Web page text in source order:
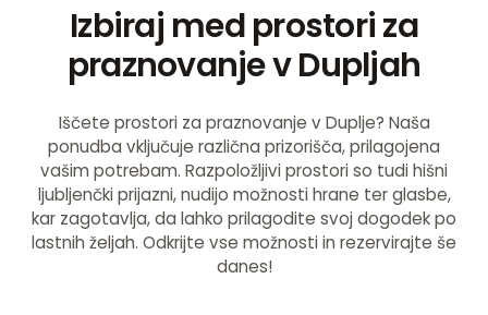
Izbiraj med prostori za
praznovanje v Dupljah
Iščete prostori za praznovanje v Duplje? Naša
ponudba vključuje različna prizorišča, prilagojena
vašim potrebam. Razpoložljivi prostori so tudi hišni
ljubljenčki prijazni, nudijo možnosti hrane ter glasbe,
kar zagotavlja, da lahko prilagodite svoj dogodek po
lastnih željah. Odkrijte vse možnosti in rezervirajte še
danes!